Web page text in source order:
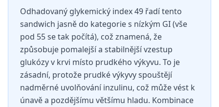
Odhadovaný glykemický index 49 řadí tento
sandwich jasně do kategorie s nízkým GI (vše
pod 55 se tak počítá), což znamená, že
způsobuje pomalejší a stabilnější vzestup
glukózy v krvi místo prudkého výkyvu. To je
zásadní, protože prudké výkyvy spouštějí
nadměrné uvolňování inzulinu, což může vést k
únavě a pozdějšímu většímu hladu. Kombinace